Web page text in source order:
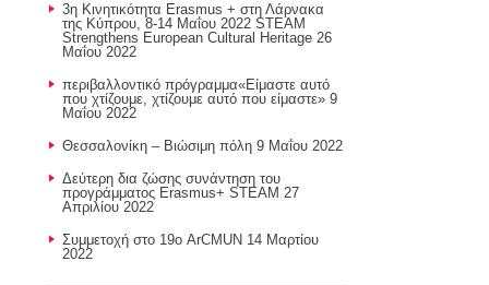
3η Κινητικότητα Erasmus + στη Λάρνακα
της Κύπρου, 8-14 Μαΐου 2022 STEAM
Strengthens European Cultural Heritage 26
Μαΐου 2022
περιβαλλοντικό πρόγραμμα«Είμαστε αυτό
που χτίζουμε, χτίζουμε αυτό που είμαστε» 9
Μαΐου 2022
Θεσσαλονίκη – Βιώσιμη πόλη 9 Μαΐου 2022
Δεύτερη δια ζώσης συνάντηση του
προγράμματος Erasmus+ STEAM 27
Απριλίου 2022
Συμμετοχή στο 19ο ArCΜUN 14 Μαρτίου
2022